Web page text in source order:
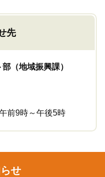
先
（地域振興課）
前9時～午後5時
せ